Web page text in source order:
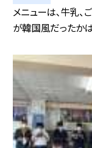
メニューは、牛乳、
が韓国風だったかは